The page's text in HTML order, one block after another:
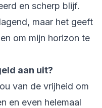
en scherp blijf.
maar het geeft
om mijn horizon te
aan uit?
van de vrijheid om
en even helemaal